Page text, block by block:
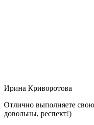
Ирина Криворотова
Отлично выполняете свою
довольны, респект!)